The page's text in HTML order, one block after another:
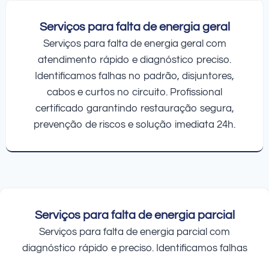
Serviços para falta de energia geral
Serviços para falta de energia geral com
atendimento rápido e diagnóstico preciso.
Identificamos falhas no padrão, disjuntores,
cabos e curtos no circuito. Profissional
certificado garantindo restauração segura,
prevenção de riscos e solução imediata 24h.
Serviços para falta de energia parcial
Serviços para falta de energia parcial com
diagnóstico rápido e preciso. Identificamos falhas